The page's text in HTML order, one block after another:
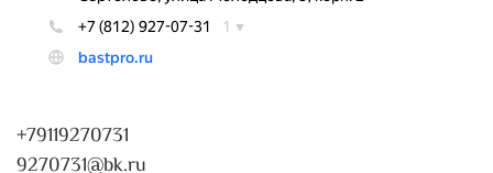
+79119270731
9270731@bk.ru